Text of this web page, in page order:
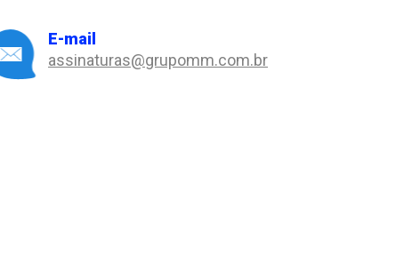
E-mail
assinaturas@grupomm.com.br